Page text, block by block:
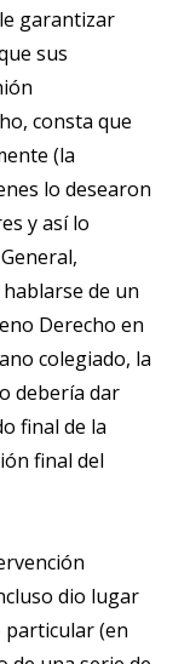
garantizar
sus
consta que
(la
lo desearon
y así lo
de un
Derecho en
colegiado, la
debería dar
final de la
final del
dio lugar
particular (en